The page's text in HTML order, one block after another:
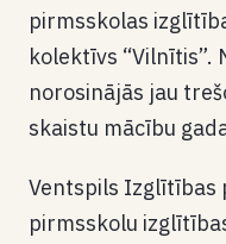
pirmsskolas
kolektīvs “Vilnītis”.
norosinājās jau
skaistu mācību
Ventspils Izglītības
pirmsskolu